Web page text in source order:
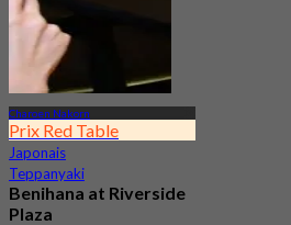
Charoen Nakorn
Prix Red Table
Japonais
Teppanyaki
Benihana at Riverside
Plaza